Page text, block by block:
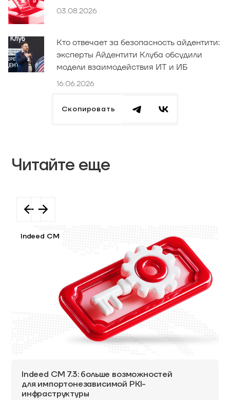
03.08.2026
Кто отвечает за безопасность айдентити:
эксперты Айдентити Клуба обсудили
модели взаимодействия ИТ и ИБ
16.06.2026
Скопировать
Читайте еще
Indeed CM
Indeed CM 7.3: больше возможностей
для импортонезависимой PKI-
инфраструктуры